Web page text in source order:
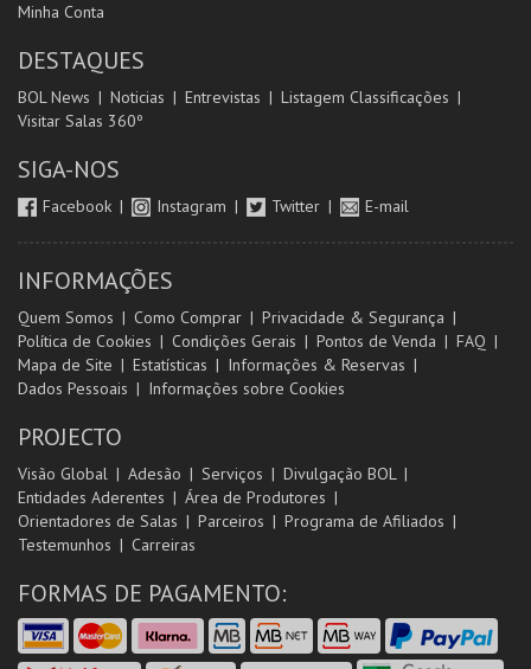
Minha Conta
DESTAQUES
BOL News Noticias Entrevistas
Listagem Classificações
Visitar Salas 360º
SIGA-NOS
Facebook Instagram Twitter E-mail
INFORMAÇÕES
Quem Somos Como Comprar
Privacidade & Segurança
Política de Cookies
Condições Gerais Pontos de Venda
FAQ
Mapa de Site
Estatísticas
Informações & Reservas
Dados Pessoais
Informações sobre Cookies
PROJECTO
Visão Global Adesão Serviços
Divulgação BOL
Entidades Aderentes
Área de Produtores
Orientadores de Salas
Parceiros
Programa de Afiliados
Testemunhos
Carreiras
FORMAS DE PAGAMENTO: